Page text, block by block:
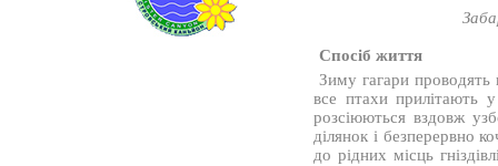
Спосіб життя
Зиму гагари
все птахи прилітають
розсіюються вздовж
ділянок і безперервно
до рідних місць